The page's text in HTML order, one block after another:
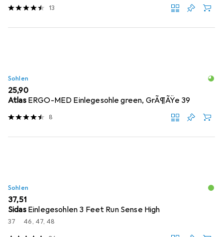
13
Sohlen
EUR
25,90
Atlas ERGO-MED Einlegesohle green, GrÃ¶ÃŸe 39
8
Sohlen
EUR
37,51
Sidas Einlegesohlen 3 Feet Run Sense High
37 46, 47, 48